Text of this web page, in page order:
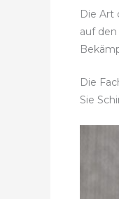
Die Art
auf
Die
Sie